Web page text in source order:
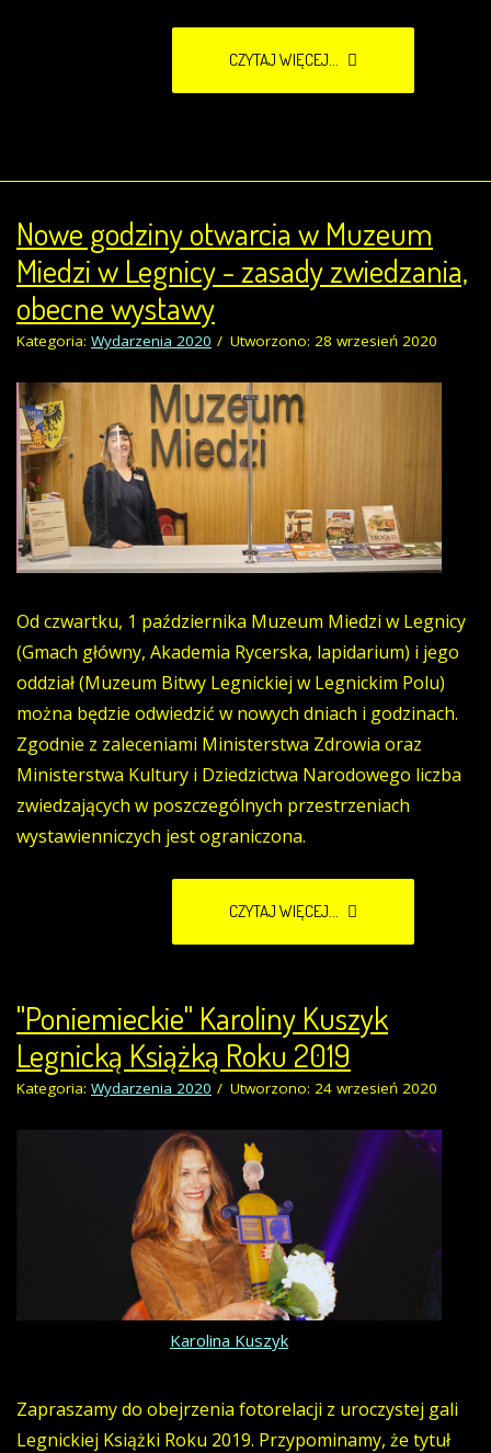
CZYTAJ WIĘCEJ...
Nowe godziny otwarcia w Muzeum
Miedzi w Legnicy - zasady zwiedzania,
obecne wystawy
Kategoria: Wydarzenia 2020 Utworzono: 28 wrzesień 2020
Od czwartku, 1 października Muzeum Miedzi w Legnicy
(Gmach główny, Akademia Rycerska, lapidarium) i jego
oddział (Muzeum Bitwy Legnickiej w Legnickim Polu)
można będzie odwiedzić w nowych dniach i godzinach.
Zgodnie z zaleceniami Ministerstwa Zdrowia oraz
Ministerstwa Kultury i Dziedzictwa Narodowego liczba
zwiedzających w poszczególnych przestrzeniach
wystawienniczych jest ograniczona.
CZYTAJ WIĘCEJ...
"Poniemieckie" Karoliny Kuszyk
Legnicką Książką Roku 2019
Kategoria: Wydarzenia 2020 Utworzono: 24 wrzesień 2020
Karolina Kuszyk
Zapraszamy do obejrzenia fotorelacji z uroczystej gali
Legnickiej Książki Roku 2019. Przypominamy, że tytuł